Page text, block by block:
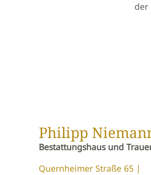
der
Philipp
Bestattungshaus und
Quernheimer Straße 65 |